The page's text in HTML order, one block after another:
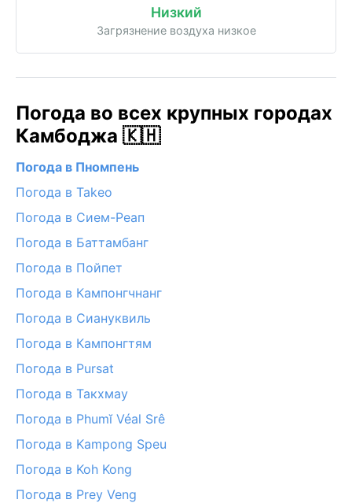
Низкий
Загрязнение воздуха низкое
Погода во всех крупных городах
Камбоджа 🇰🇭
Погода в Пномпень
Погода в Takeo
Погода в Сием-Реап
Погода в Баттамбанг
Погода в Пойпет
Погода в Кампонгчнанг
Погода в Сиануквиль
Погода в Кампонгтям
Погода в Pursat
Погода в Такхмау
Погода в Phumĭ Véal Srê
Погода в Kampong Speu
Погода в Koh Kong
Погода в Prey Veng